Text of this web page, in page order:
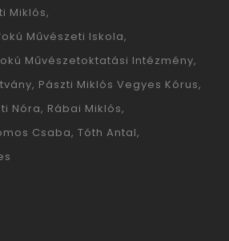
Miklós
Művészeti Iskola
Művészetoktatási Intézmény
Pászti Miklós Vegyes Kórus
Nóra Rábai Miklós
Csaba Tóth Antal